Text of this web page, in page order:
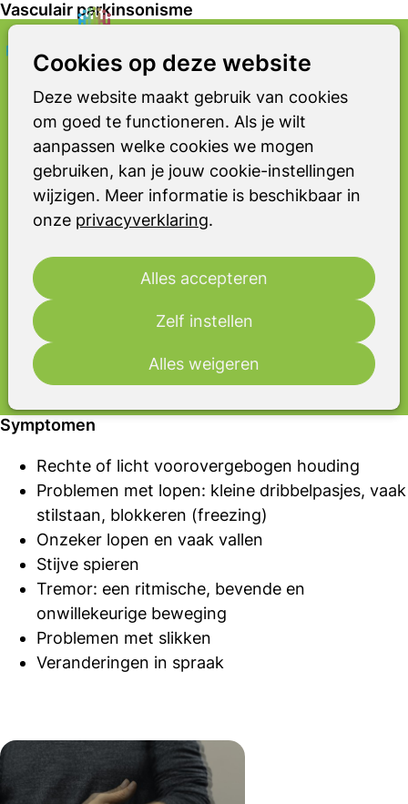
Cookies op deze website
Deze website maakt gebruik van cookies
om goed te functioneren. Als je wilt
aanpassen welke cookies we mogen
gebruiken, kan je jouw cookie-instellingen
wijzigen. Meer informatie is beschikbaar in
onze privacyverklaring.
Alles accepteren
Zelf instellen
Alles weigeren
Vasculair parkinsonisme
VAP
Vasculair parkinsonisme
Vasculair parkinsonisme ontstaat door
één of meerdere herseninfarcten,
waardoor delen van de hersenen
beschadigd raken. Deze
beschadigingen zijn zichtbaar op een
Welke klachten horen bij deze
zeldzame aandoening en wat kun je
verwachten?
Symptomen
Rechte of licht voorovergebogen houding
Problemen met lopen: kleine dribbelpasjes, vaak
stilstaan, blokkeren (freezing)
Onzeker lopen en vaak vallen
Stijve spieren
Tremor: een ritmische, bevende en
onwillekeurige beweging
Problemen met slikken
Veranderingen in spraak